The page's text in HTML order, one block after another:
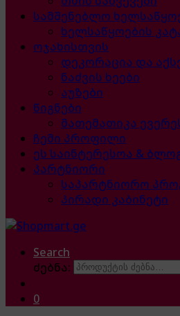
სამშენებლო
ხელსაწყოების
ოჯახისთვის
დეკორაცია და
ნაძვის ხეები
აუზები
წიგნები
მათემათიკა
ჩემი პროფილი
ეს საინტერესოა &
პარტნიორი
საპარტნიორო
პირადი კაბინეტი
Search
ძებნა:
0